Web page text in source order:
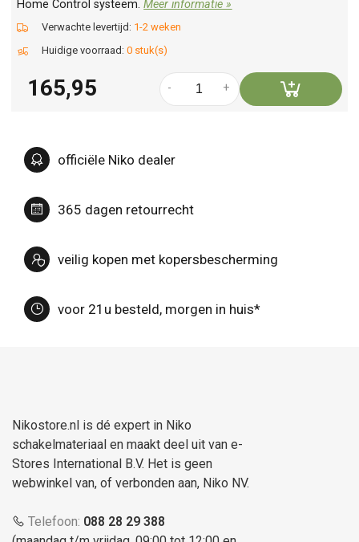
Home Control systeem.Meer informatie »
Verwachte levertijd: 1-2 weken
Huidige voorraad: 0 stuk(s)
165,95 +
-
officiële Niko dealer
365 dagen retourrecht
veilig kopen met kopersbescherming
voor 21u besteld, morgen in huis*
Nikostore.nl is dé expert in Niko
schakelmateriaal en maakt deel uit van e-
Stores International B.V. Het is geen
webwinkel van, of verbonden aan, Niko NV.
Telefoon: 088 28 29 388